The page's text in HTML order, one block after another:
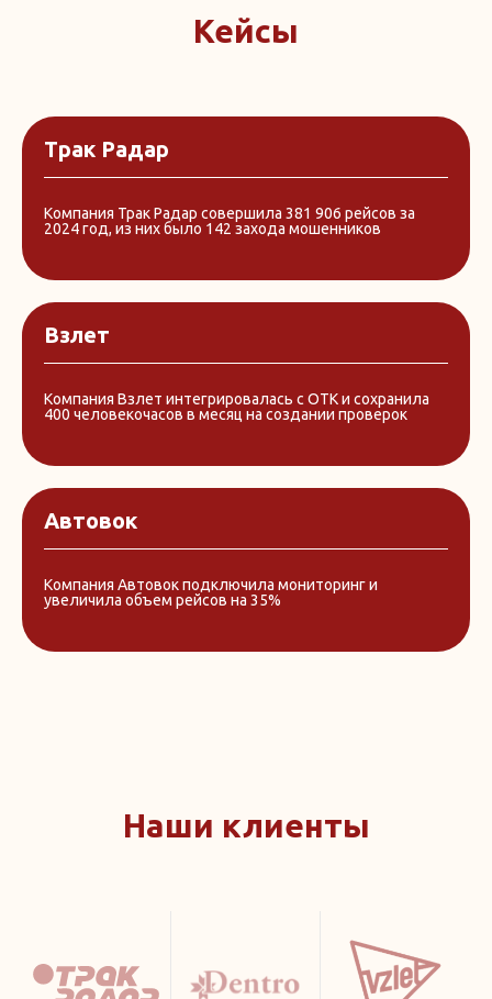
Кейсы
Трак Радар
Компания Трак Радар совершила 381 906 рейсов за
2024 год, из них было 142 захода мошенников
Взлет
Компания Взлет интегрировалась с ОТК и сохранила
400 человекочасов в месяц на создании проверок
Автовок
Компания Автовок подключила мониторинг и
увеличила объем рейсов на 35%
Наши клиенты